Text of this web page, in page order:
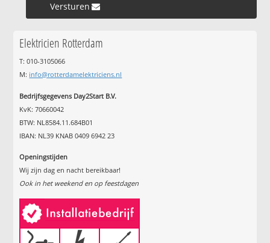
Versturen »
Elektricien Rotterdam
T: 010-3105066
M: info@rotterdamelektriciens.nl
Bedrijfsgegevens Day2Start B.V.
KvK: 70660042
BTW: NL8584.11.684B01
IBAN: NL39 KNAB 0409 6942 23
Openingstijden
Wij zijn dag en nacht bereikbaar!
Ook in het weekend en op feestdagen